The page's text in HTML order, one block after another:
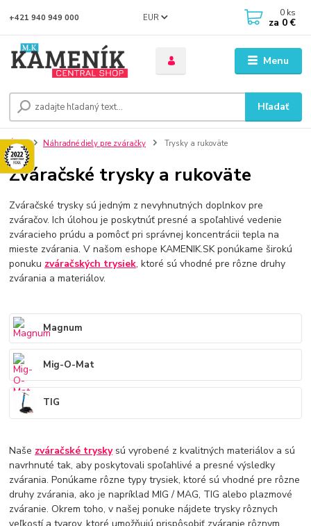
Menu
EUR
Hľadať
+421 940 949 000 0 ks
za 0 €
Úvod Náhradné diely pre zváračky Trysky a rukoväte
Zváračské trysky a rukoväte
Zváračské trysky sú jedným z nevyhnutných doplnkov pre
zváračov. Ich úlohou je poskytnúť presné a spoľahlivé vedenie
zváracieho prúdu a pomôcť pri správnej koncentrácii tepla na
mieste zvárania. V našom eshope KAMENIK.SK ponúkame širokú
ponuku zváračských trysiek, ktoré sú vhodné pre rôzne druhy
zvárania a materiálov.
Magnum
Mig-O-Mat
TIG
Naše zváračské tryskysú vyrobené z kvalitných materiálov a sú
navrhnuté tak, aby poskytovali spoľahlivé a presné výsledky
zvárania. Ponúkame rôzne typy trysiek, ktoré sú vhodné pre rôzne
druhy zvárania, ako je napríklad MIG / MAG, TIG alebo plazmové
zváranie. Okrem toho, v našej ponuke nájdete trysky rôznych
veľkostí a tvarov, ktoré umožňujú prispôsobiť zváranie rôznym